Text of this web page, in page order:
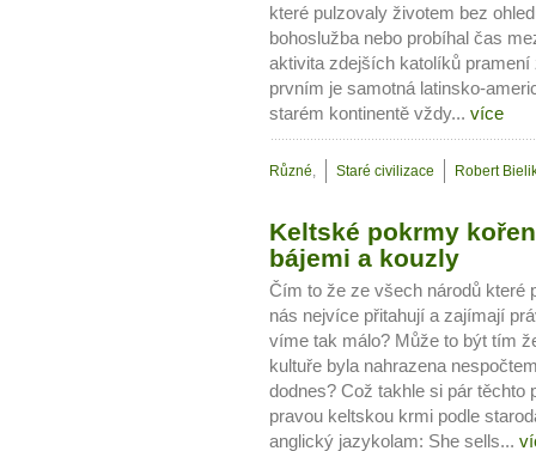
10 tipů
...
Máte pocit, že jste unaveni
Jak mít více energie
Jak vnést do života
které pulzovaly životem bez
bohoslužba nebo probíhal čas
aktivita zdejších katolíků
prvním je samotná latinsko-
starém kontinentě vždy... více
Různé, Staré civilizace Robert
Keltské pokrmy
bájemi a kouzly
Čím to že ze všech národů které
nás nejvíce přitahují a zajímají
víme tak málo? Může to být tím
kultuře byla nahrazena
dodnes? Což takhle si pár
pravou keltskou krmi podle
anglický jazykolam: She sells...